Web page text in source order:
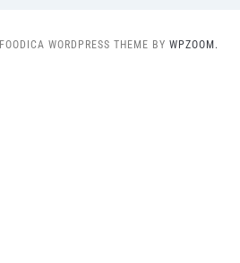
FOODICA WORDPRESS THEME BY WPZOOM.